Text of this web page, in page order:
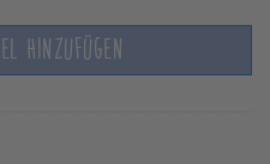
HINZUFÜGEN